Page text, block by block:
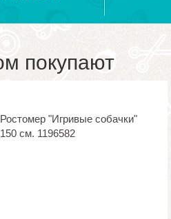
покупают
Ростомер "Игривые собачки"
150 см. 1196582